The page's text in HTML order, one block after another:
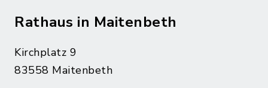
Rathaus in Maitenbeth
Kirchplatz 9
83558 Maitenbeth